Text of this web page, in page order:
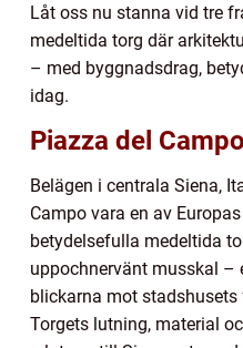
Låt oss nu stanna vid tre
medeltida torg där
– med byggnadsdrag,
idag.
Piazza del
Belägen i centrala Siena,
Campo vara en av
betydelsefulla medeltida
uppochnervänt musskal –
blickarna mot
Torgets lutning, material